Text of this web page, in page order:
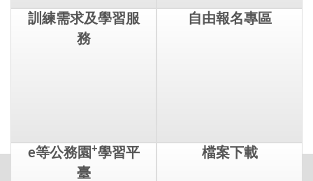
訓練需求及學習服
務
自由報名專區
e等公務園 +學習平
臺
檔案下載